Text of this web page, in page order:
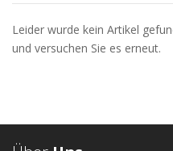
Leider wurde kein Artikel
und versuchen Sie es erneut.